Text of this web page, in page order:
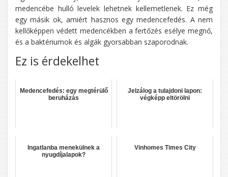
medencébe hulló levelek lehetnek kellemetlenek. Ez még
egy másik ok, amiért hasznos egy medencefedés. A nem
kellőképpen védett medencékben a fertőzés esélye megnő,
és a baktériumok és algák gyorsabban szaporodnak.
Ez is érdekelhet
Medencefedés: egy megtérülő
beruházás
Jelzálog a tulajdoni lapon:
végképp eltörölni
Ingatlanba menekülnek a
nyugdíjalapok?
Vinhomes Times City